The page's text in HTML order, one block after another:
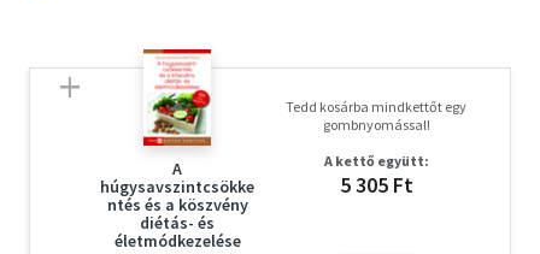
A
húgysavszintcsökke
ntés és a köszvény
diétás- és
életmódkezelése
Tedd kosárba mindkettőt egy
gombnyomással!
A kettő együtt:
5 305 Ft